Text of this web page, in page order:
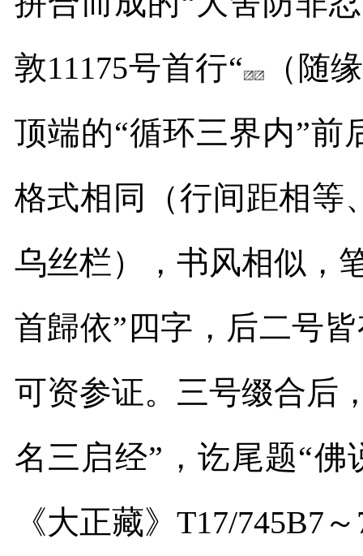
敦11175号首行“
（随
顶端的“循环三界内”前
格式相同（行间距相等
乌丝栏），书风相似，
首歸依”四字，后二号
可资参证。三号缀合后
名三启经”，讫尾题“佛
《大正藏》 T17/745B7 ～